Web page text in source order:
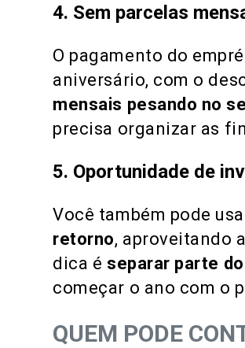
4. Sem parcelas
O pagamento do
aniversário, com o
mensais pesando no
precisa organizar as
5. Oportunidade de
Você também pode
retorno, aproveitando
dica é separar parte
começar o ano com o
QUEM PODE